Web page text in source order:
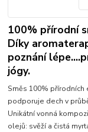
100% přírodní
Díky
poznání
jógy.
Směs 100%
podporuje dech v
Unikátní vonná
olejů: svěží a čistá